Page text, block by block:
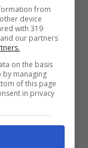
da Twitter)
mai sia
from
device
with 319
our partners
on the basis
by managing
of this page
in privacy